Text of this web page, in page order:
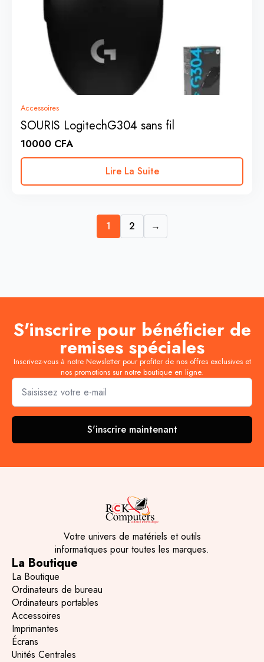
Accessoires
SOURIS LogitechG304 sans fil
10000 CFA
Lire La Suite
1 2 →
S'inscrire pour bénéficier de
remises spéciales
Inscrivez-vous à notre Newsletter pour profiter de nos offres exclusives et
nos promotions sur notre boutique en ligne.
Email
S'inscrire maintenant
Votre univers de matériels et outils
informatiques pour toutes les marques.
La Boutique
La Boutique
Ordinateurs de bureau
Ordinateurs portables
Accessoires
Imprimantes
Écrans
Unités Centrales